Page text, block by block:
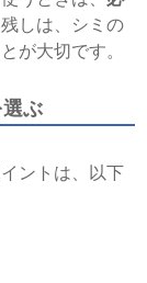
しは、シミの
が大切です。
ぶ
ントは、以下